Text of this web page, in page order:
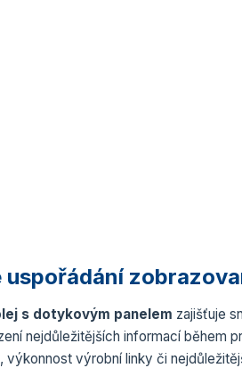
uspořádání
s dotykovým panelem zajišťuje
nejdůležitějších informací během
výkonnost výrobní linky či